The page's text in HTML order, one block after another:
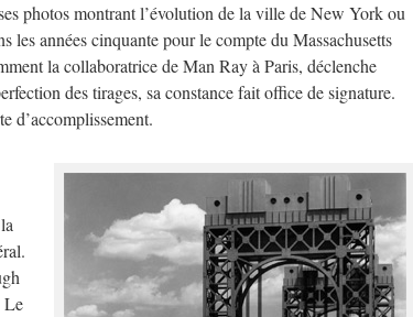
photos montrant l’évolution de la ville de New York ou
les années cinquante pour le compte du Massachusetts
la collaboratrice de Man Ray à Paris, déclenche
des tirages, sa constance fait office de signature.
d’accomplissement.
Le